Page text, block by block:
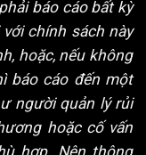
báo cáo bất kỳ
chính sách này
hoặc, nếu không
báo cáo đến một
người quản lý rủi
hoặc cố vấn
hợp. Nên thông